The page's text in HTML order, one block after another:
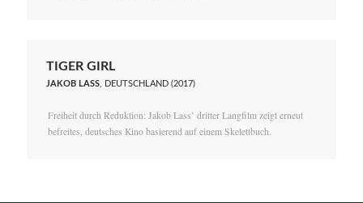
TIGER GIRL
JAKOB LASS, DEUTSCHLAND (2017)
Freiheit durch Reduktion: Jakob Lass’ dritter Langfilm zeigt erneut
befreites, deutsches Kino basierend auf einem Skelettbuch.